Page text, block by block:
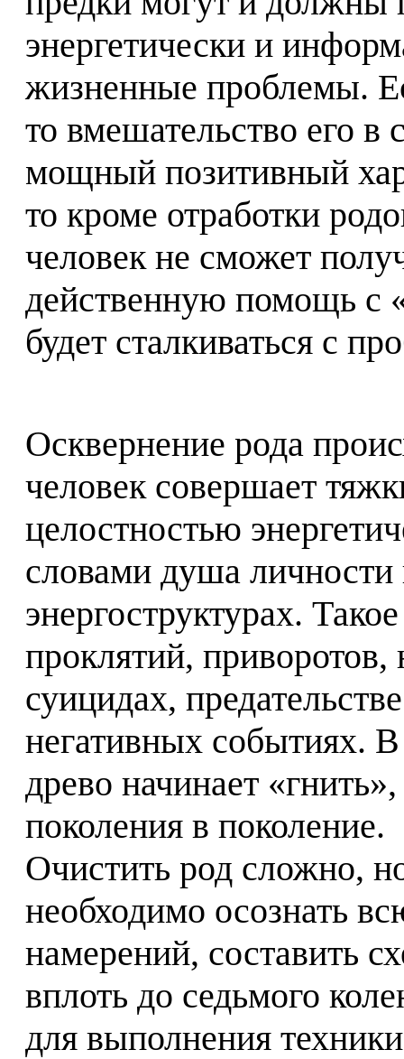
энергетически и
жизненные проблемы.
то вмешательство его в
мощный позитивный
то кроме отработки
человек не сможет
действенную помощь с
будет сталкиваться с
Осквернение рода
человек совершает
целостностью
словами душа личности
энергоструктурах.
проклятий, приворотов,
суицидах,
негативных событиях.
древо начинает
поколения в поколение.
Очистить род сложно,
необходимо осознать
намерений, составить
вплоть до седьмого
для выполнения